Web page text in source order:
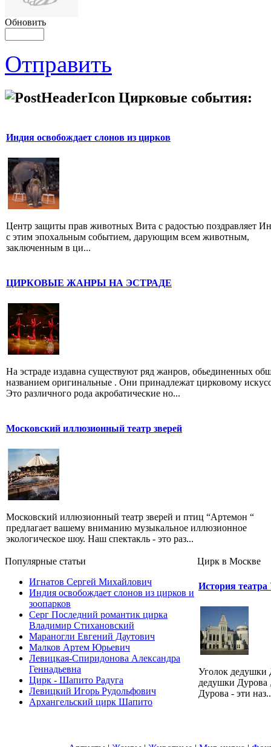
Обновить
Отправить
Цирковые события:
Индия освобождает слонов из цирков
Центр защиты прав животных Вита с радостью поздравляет
с этим эпохальным событием, дарующим всем животным,
заключенным в ци...
ЦИРКОВЫЕ ЖАНРЫ НА ЭСТРАДЕ
На эстраде издавна существуют ряд жанров, обьединенных
названием оригинальные . Они принадлежат цирковому
Это различного рода акробатические но...
Московский иллюзионный театр зверей
Московский иллюзионный театр зверей и птиц “Артемон “
предлагает вашему вниманию музыкальное иллюзионное
экологическое шоу. Наш спектакль - это раз...
Популярные cтатьи
Игнатов Сергей Михайлович
Индия освобождает слонов из цирков и
зоопарков
Серг Последний романтик цирка
Владимир Стихановский
Мараногли Евгений Даутович
Малков Артем Юрьевич
Левицкая-Спиридонова Александра
Геннадьевна
Цирк - Шапито Радуга
Левицкий Игорь Рудольфович
Архангельский цирк Шапито
Цирк в Москве
История
Уголок дедушки
дедушки Дурова
Дурова - эти